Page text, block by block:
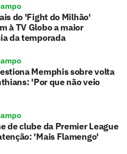
do 'Fight do Milhão'
à TV Globo a maior
da temporada
Memphis sobre volta
'Por que não veio
de clube da Premier League
'Mais Flamengo'